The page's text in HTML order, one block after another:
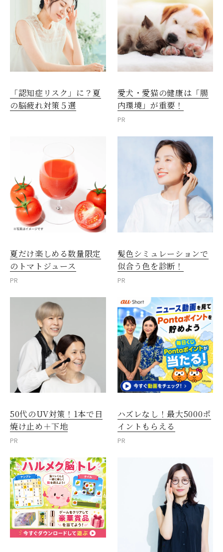
「認知症リスク」に？夏
の脳疲れ対策５選
愛犬・愛猫の健康は「腸
内環境」が重要！
PR
夏だけ楽しめる数量限定
のトマトジュース
PR
髪色シミュレーションで
似合う色を診断！
PR
50代のUV対策！1本で日
焼け止め＋下地
PR
ハズレなし！最大5000ポ
イントもらえる
PR